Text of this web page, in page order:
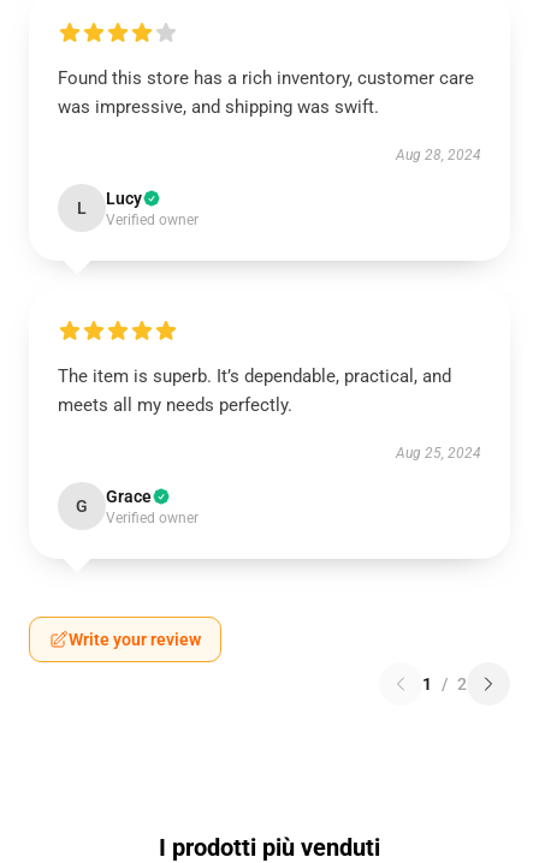
Found this store has a rich inventory, customer care
was impressive, and shipping was swift.
Aug 28, 2024
L Lucy
Verified owner
The item is superb. It’s dependable, practical, and
meets all my needs perfectly.
Aug 25, 2024
G Grace
Verified owner
Write your review
1 / 2
I prodotti più venduti